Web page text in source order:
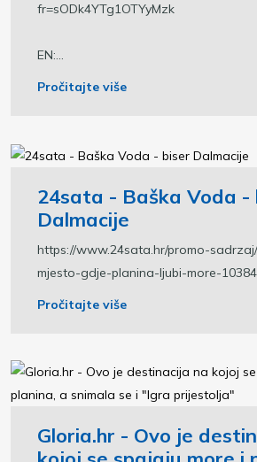
fr=sODk4YTg1OTYyMzk
EN:...
Pročitajte više
24sata - Baška Voda -
Dalmacije
https://www.24sata.hr/promo-
mjesto-gdje-planina-ljubi-more-
Pročitajte više
Gloria.hr - Ovo je